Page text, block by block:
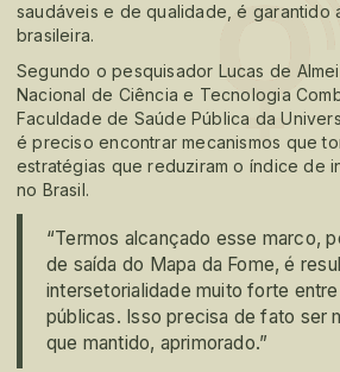
saudáveis e de qualidade, é garantido
brasileira.
Segundo o pesquisador Lucas de
Nacional de Ciência e Tecnologia
Faculdade de Saúde Pública da
é preciso encontrar mecanismos que
estratégias que reduziram o índice de
no Brasil.
“Termos alcançado esse marco,
de saída do Mapa da Fome, é
intersetorialidade muito forte
públicas. Isso precisa de fato ser
que mantido, aprimorado.”